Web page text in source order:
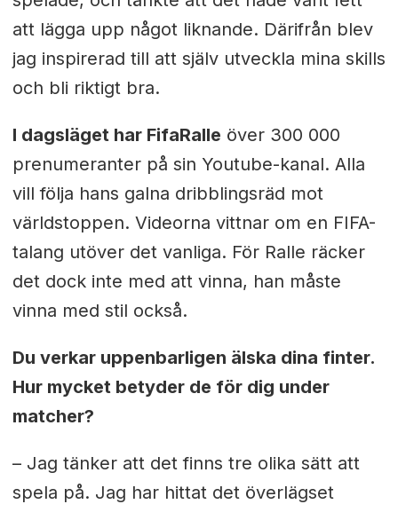
att lägga upp något liknande. Därifrån blev
jag inspirerad till att själv utveckla mina skills
och bli riktigt bra.
I dagsläget har FifaRalle över 300 000
prenumeranter på sin Youtube-kanal. Alla
vill följa hans galna dribblingsräd mot
världstoppen. Videorna vittnar om en FIFA-
talang utöver det vanliga. För Ralle räcker
det dock inte med att vinna, han måste
vinna med stil också.
Du verkar uppenbarligen älska dina finter.
Hur mycket betyder de för dig under
matcher?
– Jag tänker att det finns tre olika sätt att
spela på. Jag har hittat det överlägset